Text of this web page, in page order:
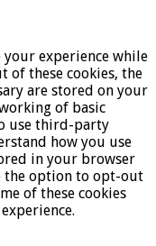
your experience while
of these cookies, the
are stored on your
of basic
use third-party
how you use
in your browser
the option to opt-out
of these cookies